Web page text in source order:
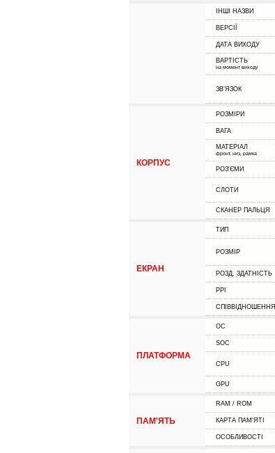
ІНШІ НАЗВИ
ВЕРСІЇ
ДАТА ВИХОДУ
ВАРТІСТЬ
на момент виходу
ЗВ'ЯЗОК
КОРПУС
РОЗМІРИ
ВАГА
МАТЕРІАЛ
фронт, низ, рамка
РОЗ'ЄМИ
СЛОТИ
СКАНЕР ПАЛЬЦЯ
ЕКРАН
ТИП
РОЗМІР
РОЗД. ЗДАТНІСТЬ
PPI
СПІВВІДНОШЕННЯ
ПЛАТФОРМА
ОС
SOC
CPU
GPU
ПАМ'ЯТЬ
RAM / ROM
КАРТА ПАМ'ЯТІ
ОСОБЛИВОСТІ